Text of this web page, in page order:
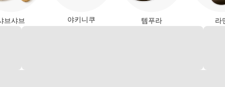
브샤브 야키니쿠 템푸라 라